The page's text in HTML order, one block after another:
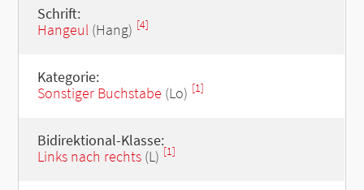
Schrift:
Hangeul(Hang) [4]
Kategorie:
Sonstiger Buchstabe (Lo) [1]
Bidirektional-Klasse:
Links nach rechts(L) [1]